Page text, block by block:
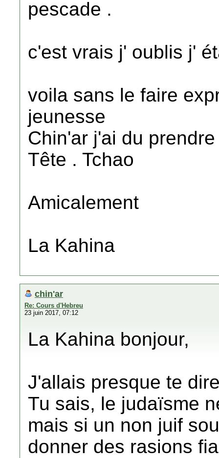
pescade .
c'est vrais j' oublis j'
voila sans le faire
jeunesse
Chin'ar j'ai du
Tête . Tchao
Amicalement
La Kahina
chin'ar
Re: Cours d'Hebreu
23 juin 2017, 07:12
La Kahina bonjour,
J'allais presque te
Tu sais, le judaïsme
mais si un non juif
donner des rasions